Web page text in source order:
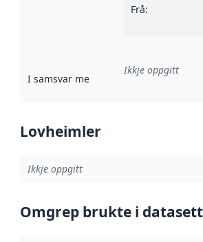
Frå:
I samsvar med Referanse til ei
Ikkje oppgitt
Lovheimler
Ikkje oppgitt
Omgrep brukte i